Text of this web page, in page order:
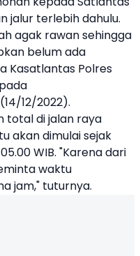
jalur terlebih dahulu.
agak rawan sehingga
belum ada
Kasatlantas Polres
12/2022).
total di jalan raya
akan dimulai sejak
WIB. "Karena dari
waktu
jam," tuturnya.